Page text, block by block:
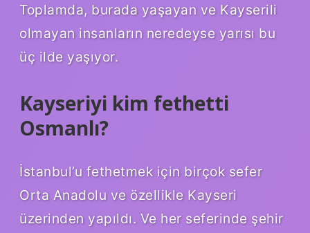
Toplamda, burada yaşayan ve Kayserili
olmayan insanların neredeyse yarısı bu
üç ilde yaşıyor.
Kayseriyi kim fethetti
Osmanlı?
İstanbul’u fethetmek için birçok sefer
Orta Anadolu ve özellikle Kayseri
üzerinden yapıldı. Ve her seferinde şehir